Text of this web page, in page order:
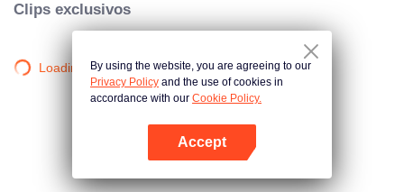
Clips exclusivos
Loading…By using the website, you are agreeing to our
Privacy Policy and the use of cookies in
accordance with our Cookie Policy.
Accept